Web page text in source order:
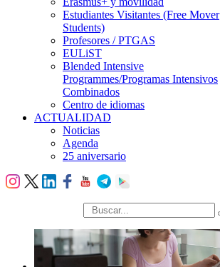
Estudiantes Visitantes (Free Mover
Students)
Profesores / PTGAS
EULiST
Blended Intensive
Programmes/Programas Intensivos
Combinados
Centro de idiomas
ACTUALIDAD
Noticias
Agenda
25 aniversario
búsqueda